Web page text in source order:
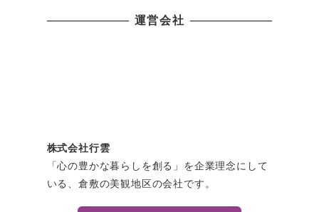
運営会社
株式会社行雲
「心の豊かな暮らしを創る」を企業理念にして
いる、倉敷の美観地区の会社です。